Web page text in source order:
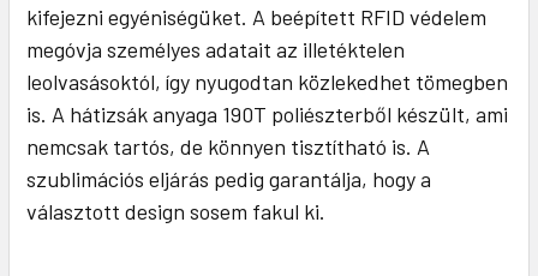
kifejezni egyéniségüket. A beépített RFID védelem
megóvja személyes adatait az illetéktelen
leolvasásoktól, így nyugodtan közlekedhet tömegben
is. A hátizsák anyaga 190T poliészterből készült, ami
nemcsak tartós, de könnyen tisztítható is. A
szublimációs eljárás pedig garantálja, hogy a
választott design sosem fakul ki.